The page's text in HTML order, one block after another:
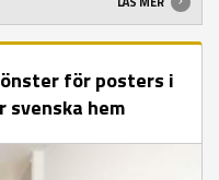
för posters i
hem